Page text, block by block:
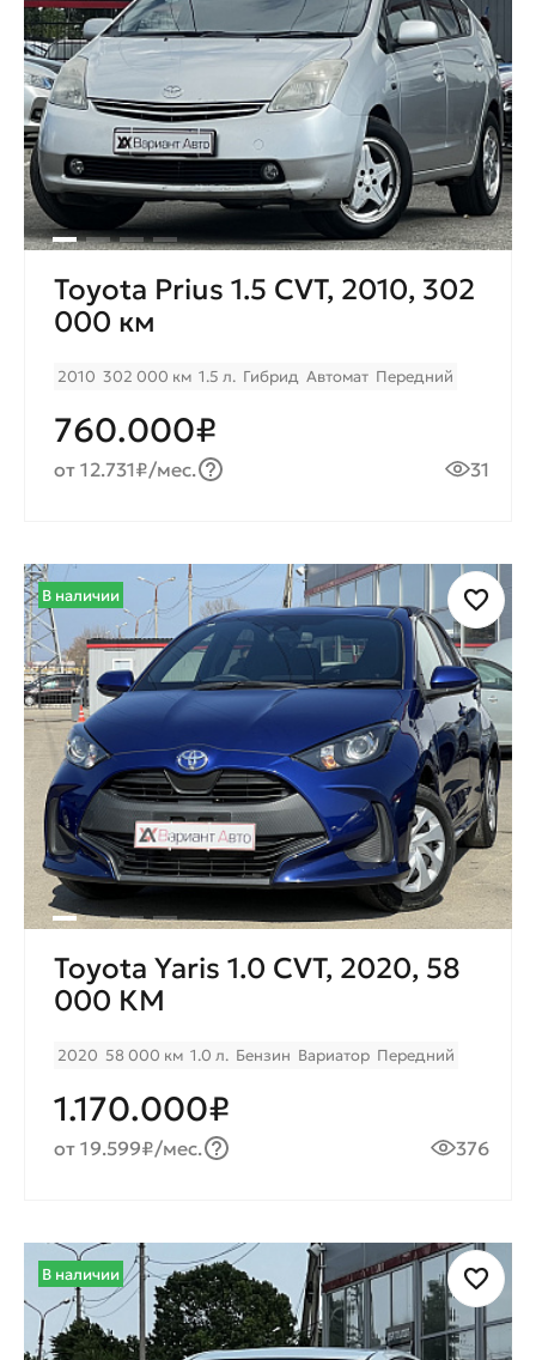
Toyota Prius 1.5 CVT, 2010, 302
000 км
2010 302 000 км 1.5 л. Гибрид Автомат Передний
760.000₽
от 12.731₽/мес. 31
В наличии
Toyota Yaris 1.0 CVT, 2020, 58
000 КМ
2020 58 000 км 1.0 л. Бензин Вариатор Передний
1.170.000₽
от 19.599₽/мес. 376
В наличии